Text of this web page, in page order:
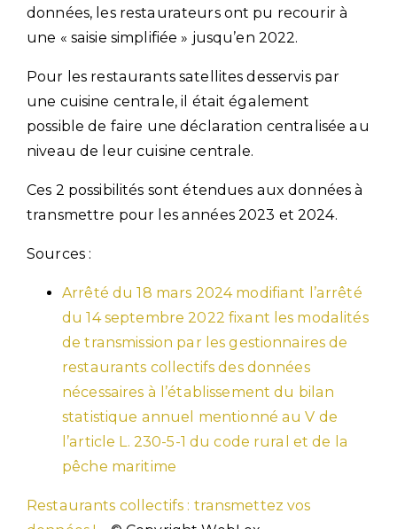
données, les restaurateurs ont pu recourir à
une « saisie simplifiée » jusqu’en 2022.
Pour les restaurants satellites desservis par
une cuisine centrale, il était également
possible de faire une déclaration centralisée au
niveau de leur cuisine centrale.
Ces 2 possibilités sont étendues aux données à
transmettre pour les années 2023 et 2024.
Sources :
Arrêté du 18 mars 2024 modifiant l’arrêté
du 14 septembre 2022 fixant les modalités
de transmission par les gestionnaires de
restaurants collectifs des données
nécessaires à l’établissement du bilan
statistique annuel mentionné au V de
l’article L. 230-5-1 du code rural et de la
pêche maritime
Restaurants collectifs : transmettez vos